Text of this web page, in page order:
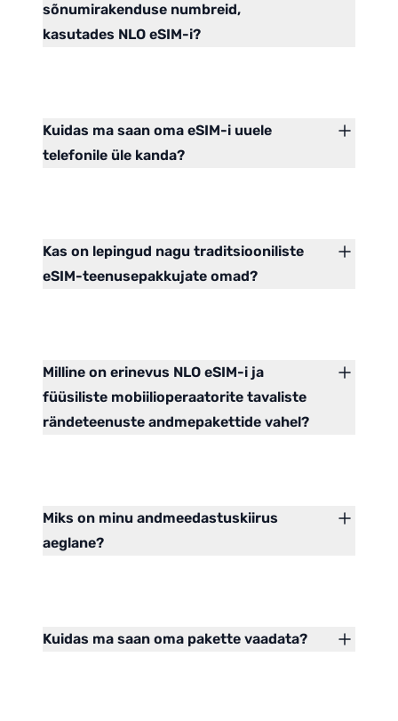
sõnumirakenduse numbreid,
kasutades NLO eSIM-i?
Kuidas ma saan oma eSIM-i uuele
telefonile üle kanda?
Kas on lepingud nagu traditsiooniliste
eSIM-teenusepakkujate omad?
Milline on erinevus NLO eSIM-i ja
füüsiliste mobiilioperaatorite tavaliste
rändeteenuste andmepakettide vahel?
Miks on minu andmeedastuskiirus
aeglane?
Kuidas ma saan oma pakette vaadata?